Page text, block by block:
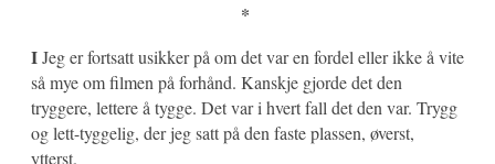
*
IJeg er fortsatt usikker på om det var en fordel eller ikke å vite
så mye om filmen på forhånd. Kanskje gjorde det den
tryggere, lettere å tygge. Det var i hvert fall det den var. Trygg
og lett-tyggelig, der jeg satt på den faste plassen, øverst,
ytterst.